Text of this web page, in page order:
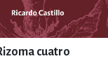
cuatro